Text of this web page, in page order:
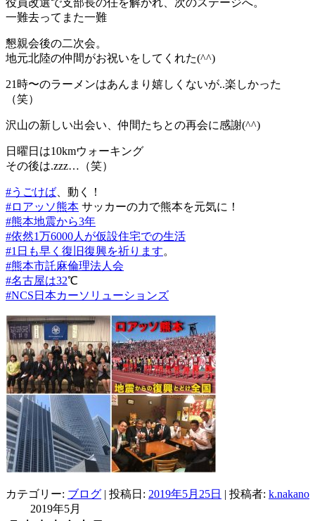
役員改選で支部長の任を解かれ、次のステージへ。
一難去ってまた一難
懇親会後の二次会。
地元北陸の仲間がお祝いをしてくれた(^^)
21時〜のラーメンはあんまり嬉しくないが..楽しかった
（笑）
沢山の新しい出会い、仲間たちとの再会に感謝(^^)
日曜日は10kmウォーキング
その後は.zzz…（笑）
#うごけば 、動く！
#ロアッソ熊本 サッカーの力で熊本を元気に！
#熊本地震から3年
#依然1万6000人が仮設住宅での生活
#1日も早く復旧復興を祈ります。
#熊本市託麻倫理法人会
#名古屋は32℃
#NCS日本カーソリューションズ
カテゴリー: ブログ | 投稿日: 2019年5月25日 | 投稿者: k.nakano
2019年5月